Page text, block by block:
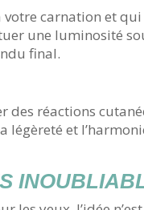
carnation et
une luminosité
final.
réactions
et